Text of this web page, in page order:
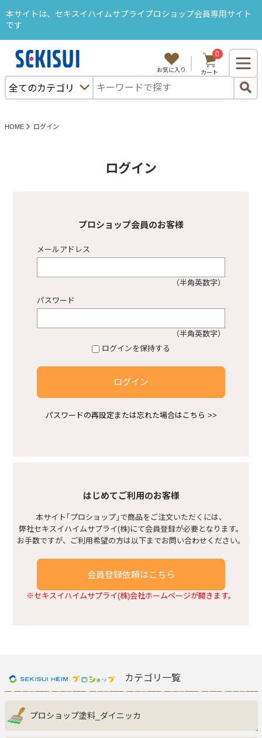
ようこそ、セキスハイムサプライB2Bサイトへ
ログイン 購入履歴
プロショップ塗料
建具まわり
浴室・トイレまわり
窓まわり
本サイトは、セキスイハイムサプライプロショップ会員専用サイト
です
お気に入り
0
カート
HOME ログイン
ログイン
プロショップ会員のお客様
メールアドレス
（半角英数字）
パスワード
（半角英数字）
ログインを保持する
ログイン
パスワードの再設定または忘れた場合はこちら >>
はじめてご利用のお客様
本サイト｢プロショップ｣で商品をご注文いただくには、
弊社セキスイハイムサプライ(株)にて会員登録が必要となります。
お手数ですが、ご利用希望の方は以下までお問い合わせください。
会員登録依頼はこちら
※セキスイハイムサプライ(株)会社ホームページが開きます。
カテゴリ一覧
プロショップ塗料_ダイニッカ